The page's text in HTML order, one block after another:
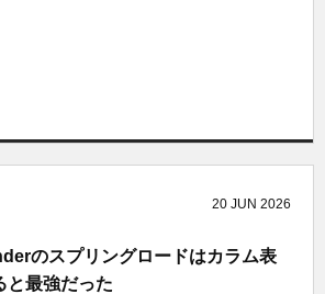
20 JUN 2026
のスプリングロードはカラム表
と最強だった